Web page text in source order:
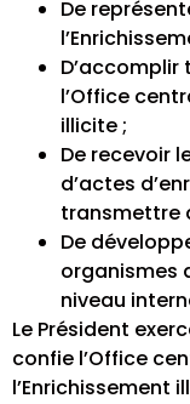
De
l’Office
illicite ;
De recevoir
d’actes
transmettre
De
organismes
niveau
Le Président
confie l’Office
l’Enrichissement